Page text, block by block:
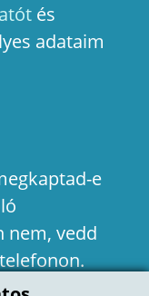
és
adataim
e
nem, vedd